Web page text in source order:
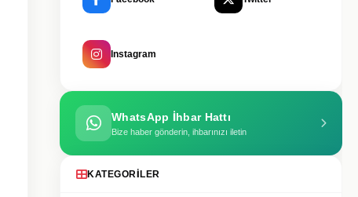
Instagram
WhatsApp İhbar Hattı
Bize haber gönderin, ihbarınızı iletin
KATEGORILER